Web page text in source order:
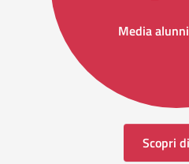
Media
Scopri